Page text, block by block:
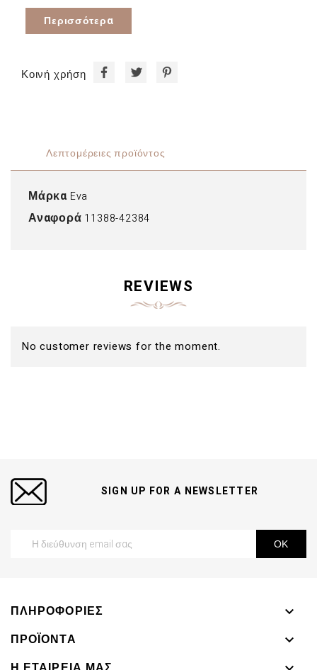
Περισσότερα
Κοινή χρήση
Λεπτομέρειες προϊόντος
Μάρκα Eva
Αναφορά 11388-42384
REVIEWS
No customer reviews for the moment.
SIGN UP FOR A NEWSLETTER
ΠΛΗΡΟΦΟΡΊΕΣ

ΠΡΟΪΌΝΤΑ
